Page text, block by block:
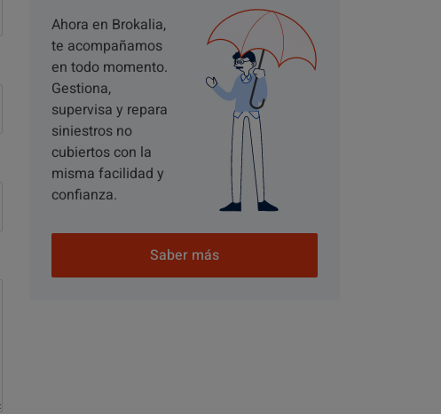
Ahora en Brokalia,
te acompañamos
en todo momento.
Gestiona,
supervisa y repara
siniestros no
cubiertos con la
misma facilidad y
confianza.
Saber más